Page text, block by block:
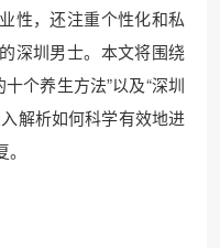
性，还注重个性化和私
深圳男士。本文将围绕
个养生方法”以及“深圳
解析如何科学有效地进